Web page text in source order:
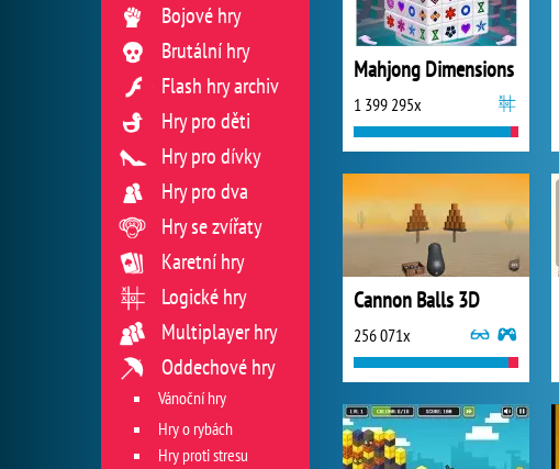
Mahjong Dimensions
1 399 295x
Cannon Balls 3D
256 071x
Bojové hry
Brutální hry
Flash hry archiv
Hry pro děti
Hry pro dívky
Hry pro dva
Hry se zvířaty
Karetní hry
Logické hry
Multiplayer hry
Oddechové hry
Vánoční hry
Hry o rybách
Hry proti stresu